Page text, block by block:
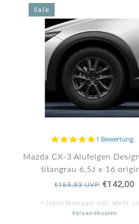
Sale
5.0
rating
1 Bewertung
Mazda CX-3 Alufelgen
titangrau 6,5J x 16
€165,83 UVP€142,00
* (ohne Montage) Inkl. MwSt.
Versandkosten